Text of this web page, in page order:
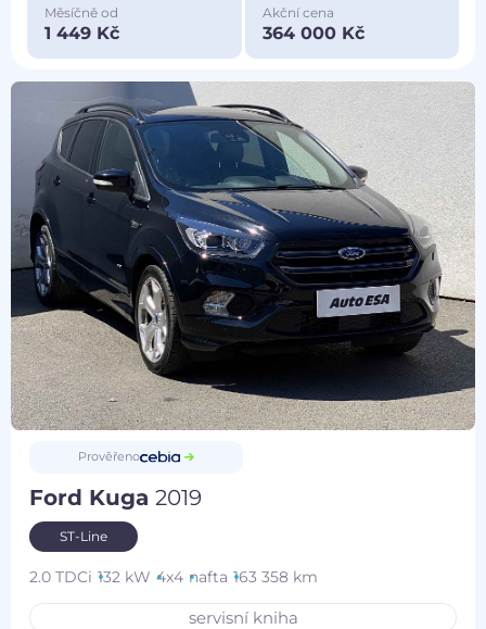
Měsíčně od
1 449 Kč
Akční cena
364 000 Kč
Prověřeno
Ford Kuga2019
ST-Line
2.0 TDCi 132 kW 4x4 nafta 163 358 km
servisní kniha